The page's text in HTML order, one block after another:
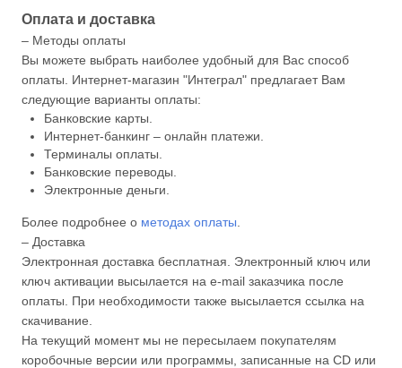
Оплата и доставка
– Методы оплаты
Вы можете выбрать наиболее удобный для Вас способ
оплаты. Интернет-магазин "Интеграл" предлагает Вам
следующие варианты оплаты:
Банковские карты.
Интернет-банкинг – онлайн платежи.
Терминалы оплаты.
Банковские переводы.
Электронные деньги.
Более подробнее о методах оплаты
– Доставка
Электронная доставка бесплатная. Электронный ключ или
ключ активации высылается на e-mail заказчика после
оплаты. При необходимости также высылается ссылка на
скачивание.
На текущий момент мы не пересылаем покупателям
коробочные версии или программы, записанные на CD или